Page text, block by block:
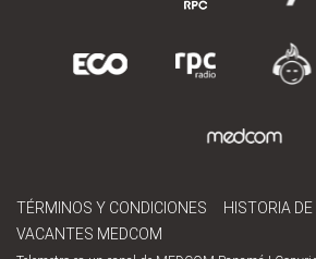
TÉRMINOS Y CONDICIONES
HISTORIA
VACANTES MEDCOM